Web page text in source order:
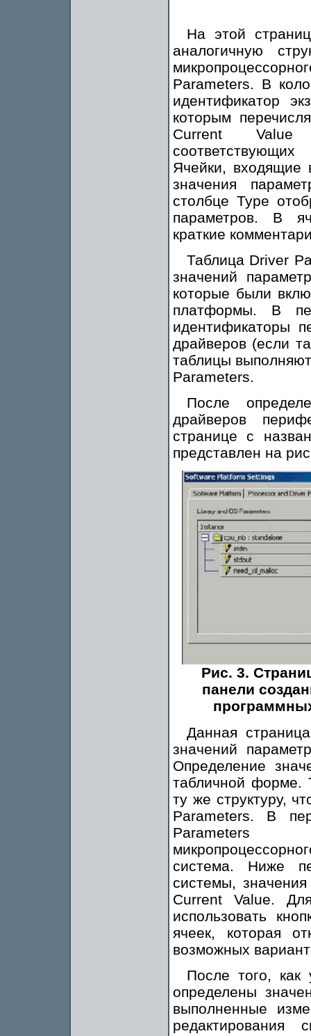
На этой
аналогичную
Parameters. В
идентификатор
которым
Current Value
Ячейки, входящие
значения
столбце Type
параметров. В
краткие
Таблица Driver
значений
которые были
платформы. В
идентификаторы
драйверов (если
таблицы
Parameters.
После
драйверов
странице с
представлен на
Рис. 3.
панели
Данная
значений
Определение
табличной форме.
ту же структуру,
Parameters. В
Parameters
система. Ниже
системы,
Current Value.
использовать
ячеек, которая
возможных
После того, как
определены
выполненные
редактирования